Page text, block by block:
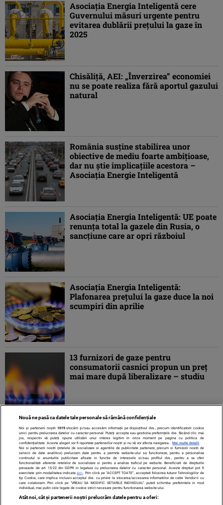
Asociaţia Energia Inteligentă cere
Guvernului măsuri urgente pentru
evitarea dublării preţului la gaze în
2025
Chisăliţă, AEI: „Înverzirea” economiei
nu se poate realiza fără aportul gazului
natural
România susţine stabilirea unor
obiective de mediu foarte ambiţioase,
dar nu ştie implicaţiile acestora –
Asociaţia Energie Inteligentă
Asociaţia Energia Inteligentă: UE poate
renunţa total la gazele din Rusia, o
sancţiune care ar opri războiul
Asociaţia Energia Inteligentă:
Plafonarea preţului la gaze duce la noi
scumpiri din aprilie
13 furnizori de gaze pentru
consumatorii casnici propun un preţ
mai mare după liberalizare – studiu
« 1 2
Nouă ne pasă ca datele tale personale să rămână confidențiale
Noi și partenerii noștri 1019stocăm și/sau accesăm informații pe dispozitivul dvs., precum identificatorii cookie
unici pentru prelucrarea datelor cu caracter personal. Puteți accepta sau gestiona preferințele dvs. făcând clic mai
jos, respectiv vă puteți opune utilizării unui interes legitim în orice moment pe pagina cu politica de
confidențialitate. Aceste alegeri vor fi raportate partenerilor noștri și nu vă vor afecta navigarea.
Mai multe detalii
Noi si partenerii nostri (retelele de socializare si agentiile de publicitate partenere, precum si furnizorii nostri de
servicii de date analitice) prelucram date pentru a permite website-ului sa functioneze, pentru a personaliza
continutul si anunturile publicitare afisate in functie de interesele si/sau profilul dvs., pentru a va oferi
functionalitati aferente retelelor de socializare si pentru a analiza traficul pe website. Beneficiati de drepturile
prevazute de art. 15-22 din GDPR in legatura cu prelucrarea datelor cu caracter personal. Aceste drepturi pot fi
exercitate prin modalitatea indicataaici . Prin click pe “ACCEPT TOATE”, acceptati folosirea tuturor Tehnologiilor de
tip Cookie, care implica inclusiv acceptul dvs. cu privire la stocarea/accesarea informatiilor de catre Vendor-ii cu
care colaboram. Prin click pe “VREAU SA MODIFIC SETARILE INDIVIDUAL” puteti schimba preferintele in mod
individual, mai putin cele legate de cookie strict necesare pentru functionarea website-ului.
Atât noi, cât și partenerii noștri prelucrăm datele pentru a oferi: